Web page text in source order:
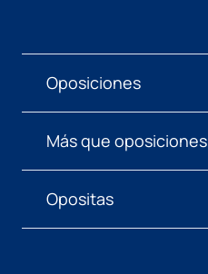
Oposiciones
Más que oposiciones
Opositas